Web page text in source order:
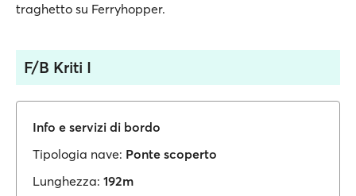
traghetto su Ferryhopper.
F/B Kriti I
Info e servizi di bordo
Tipologia nave: Ponte scoperto
Lunghezza: 192m